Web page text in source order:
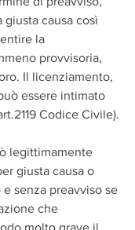
giusta causa così
la
provvisoria,
Il licenziamento,
essere intimato
Codice Civile).
legittimamente
giusta causa o
senza preavviso se
che
molto grave il